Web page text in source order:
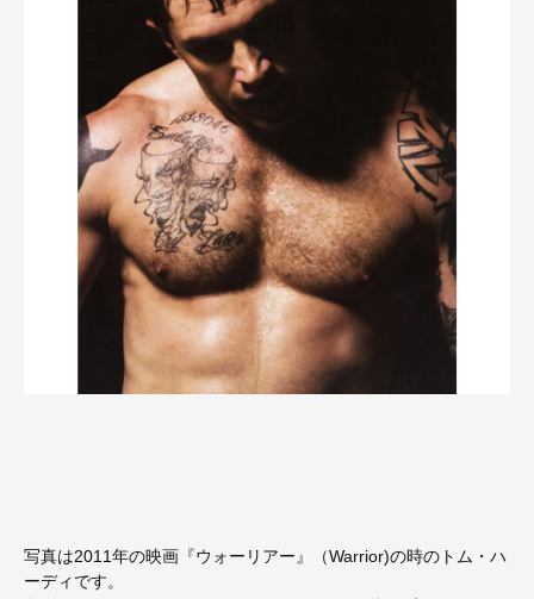
写真は2011年の映画『ウォーリアー』（Warrior)の時のトム・ハ
ーディです。